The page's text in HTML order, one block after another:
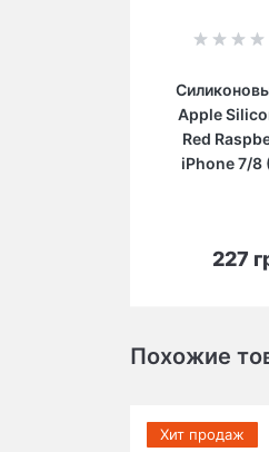
Apple
Red
iPhone 7/8
227
В
Похожие
Хит продаж